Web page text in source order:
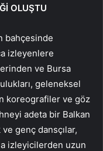
OLUŞTU
bahçesinde
izleyenlere
ve Bursa
geleneksel
koreografiler ve göz
adeta bir Balkan
genç dansçılar,
izleyicilerden uzun